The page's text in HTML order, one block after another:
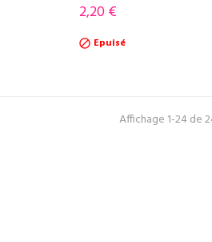
Prix
2,20 €
 Epuisé
Affichage 1-24 de